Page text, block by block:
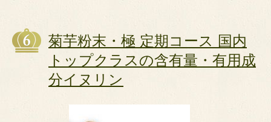
菊芋粉末・極 定期コース 国内
トップクラスの含有量・有用成
分イヌリン